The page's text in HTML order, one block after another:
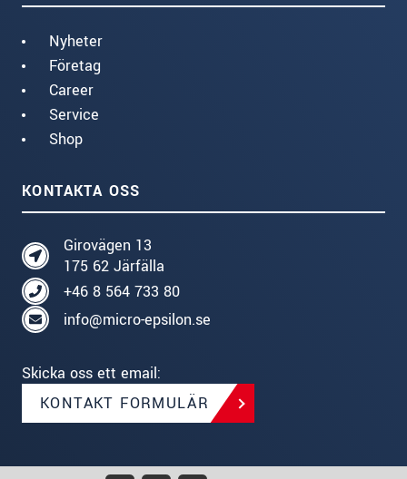
Nyheter
Företag
Career
Service
Shop
KONTAKTA OSS
Girovägen 13
175 62 Järfälla
+46 8 564 733 80
info@micro-epsilon.se
Skicka oss ett email:
KONTAKT FORMULÄR